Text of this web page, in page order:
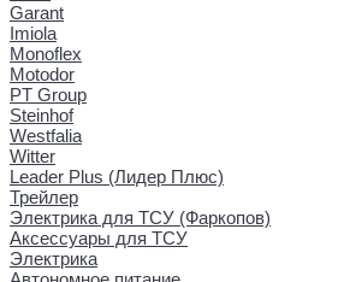
Garant
Imiola
Monoflex
Motodor
PT Group
Steinhof
Westfalia
Witter
Leader Plus (Лидер Плюс)
Трейлер
Электрика для ТСУ (Фаркопов)
Аксессуары для ТСУ
Электрика